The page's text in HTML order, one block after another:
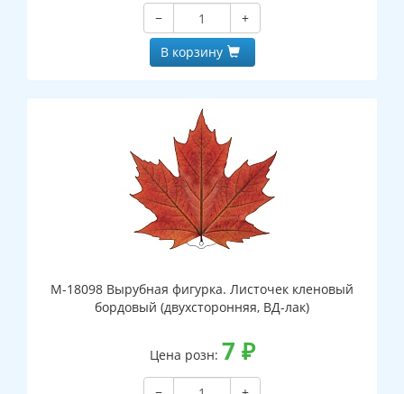
−
+
В корзину
М-18098 Вырубная фигурка. Листочек кленовый
бордовый (двухсторонняя, ВД-лак)
Цена розн: 7 ₽